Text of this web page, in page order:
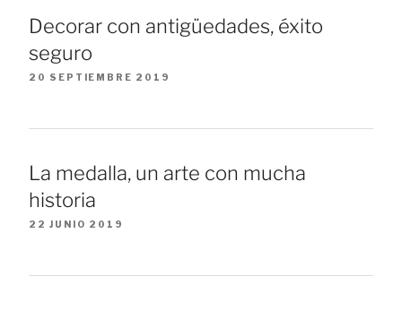
Decorar con antigüedades, éxito
seguro
20 SEPTIEMBRE 2019
La medalla, un arte con mucha
historia
22 JUNIO 2019